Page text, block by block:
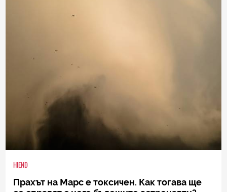
HIEND
Прахът на Марс е токсичен. Как тогава ще